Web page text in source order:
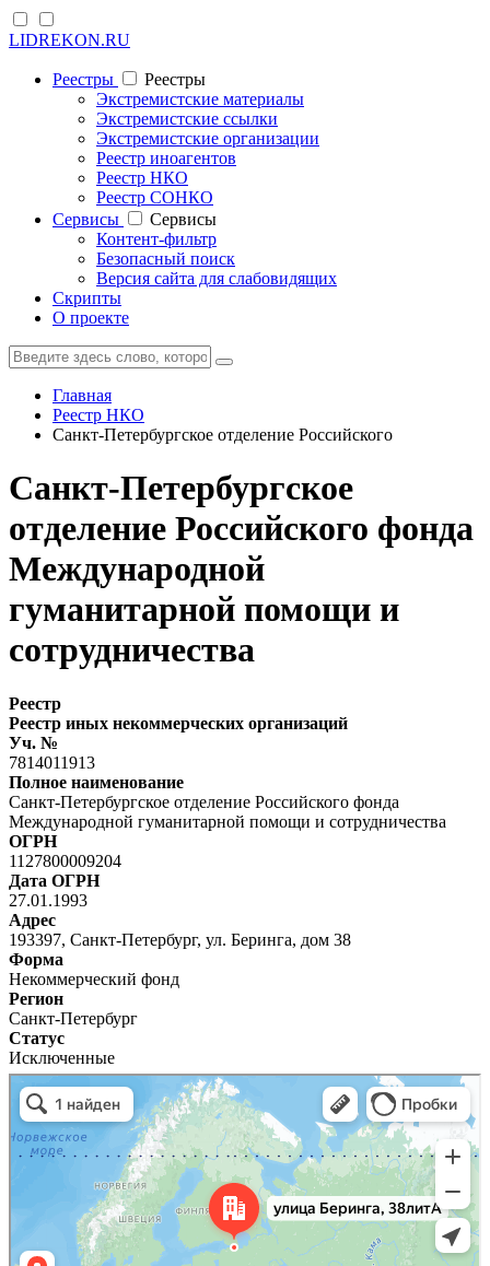
LIDREKON.RU
Реестры
Реестры
Экстремистские материалы
Экстремистские ссылки
Экстремистские организации
Реестр иноагентов
Реестр НКО
Реестр СОНКО
Cервисы
Cервисы
Контент-фильтр
Безопасный поиск
Версия сайта для слабовидящих
Скрипты
О проекте
Главная
Реестр НКО
Санкт-Петербургское отделение Российского
Санкт-Петербургское
отделение Российского фонда
Международной
гуманитарной помощи и
сотрудничества
Реестр
Реестр иных некоммерческих организаций
Уч. №
7814011913
Полное наименование
Санкт-Петербургское отделение Российского фонда
Международной гуманитарной помощи и сотрудничества
ОГРН
1127800009204
Дата ОГРН
27.01.1993
Адрес
193397, Санкт-Петербург, ул. Беринга, дом 38
Форма
Некоммерческий фонд
Регион
Санкт-Петербург
Статус
Исключенные